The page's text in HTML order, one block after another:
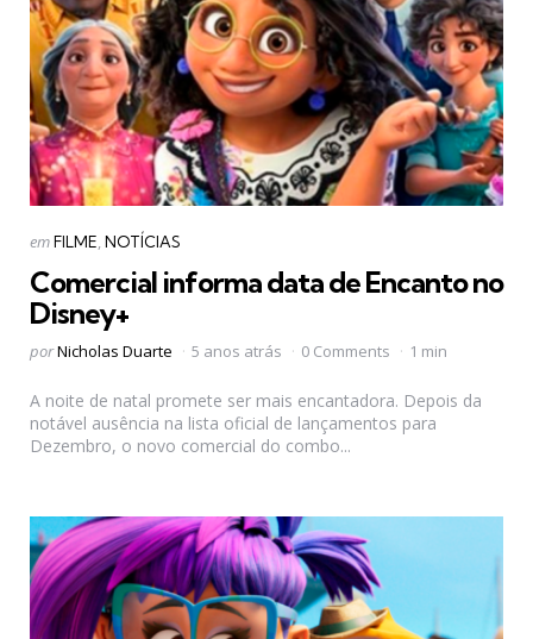
Categorias
Postado
emFILME NOTÍCIAS
Comercial informa data de Encanto no
Disney+
Postado
porNicholas Duarte 5 anos atrás 0 Comments 1 min
A noite de natal promete ser mais encantadora. Depois da
notável ausência na lista oficial de lançamentos para
Dezembro, o novo comercial do combo...